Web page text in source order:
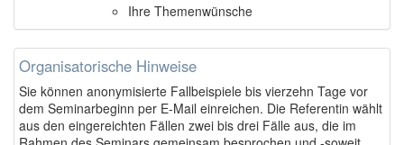
Ihre Themenwünsche
Organisatorische Hinweise
Sie können anonymisierte Fallbeispiele bis vierzehn Tage vor
dem Seminarbeginn per E-Mail einreichen. Die Referentin wählt
aus den eingereichten Fällen zwei bis drei Fälle aus, die im